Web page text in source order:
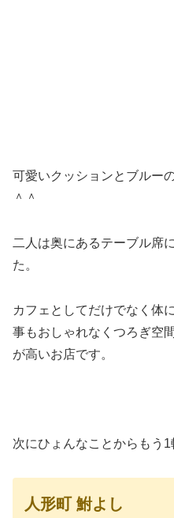
可愛いクッションとブルー
＾＾
二人は奥にあるテーブル席
た。
カフェとしてだけでなく体
事もおしゃれなくつろぎ空
が高いお店です。
次にひょんなことからもう
人形町 鮒よし